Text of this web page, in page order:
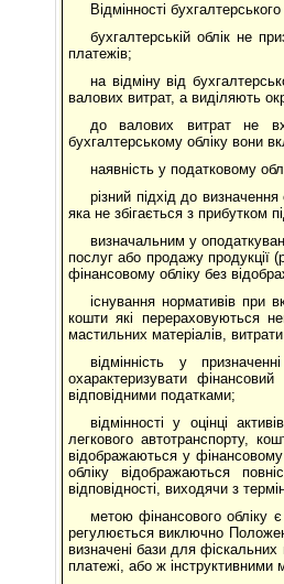
Відмінності
бухгалтерській облік не
платежів;
на відміну від
валових витрат, а виділяють
до валових витрат не
бухгалтерському обліку вони
наявність у податковому
різний підхід до
яка не збігається з прибутком
визначальним у
послуг або продажу продукції
фінансовому обліку без
існування нормативів при
кошти які перераховуються
мастильних матеріалів,
відмінність у
охарактеризувати
відповідними податками;
відмінності у оцінці
легкового автотранспорту,
відображаються у фінансовому
обліку відображаються
відповідності, виходячи з
метою фінансового обліку
регулюється виключно
визначені бази для
платежі, або ж інструктивними